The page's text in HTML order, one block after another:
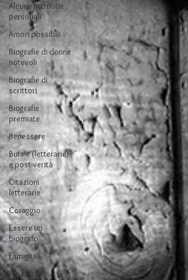
Alcune memorie
personali
Amori possibili
Biografie di donne
notevoli
Biografie di
scrittori
Biografie
premiate
Benessere
Bufale (letterarie)
e post-verità
Citazioni
letterarie
Coraggio
Essere un
biografo
Famiglia
Filosofia